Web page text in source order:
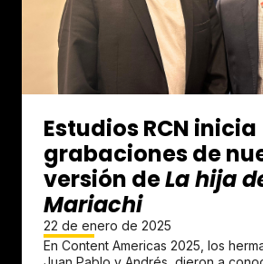
Estudios RCN inicia
grabaciones de
versión deLa hija
Mariachi
22 de enero de 2025
En Content Americas 2025, los